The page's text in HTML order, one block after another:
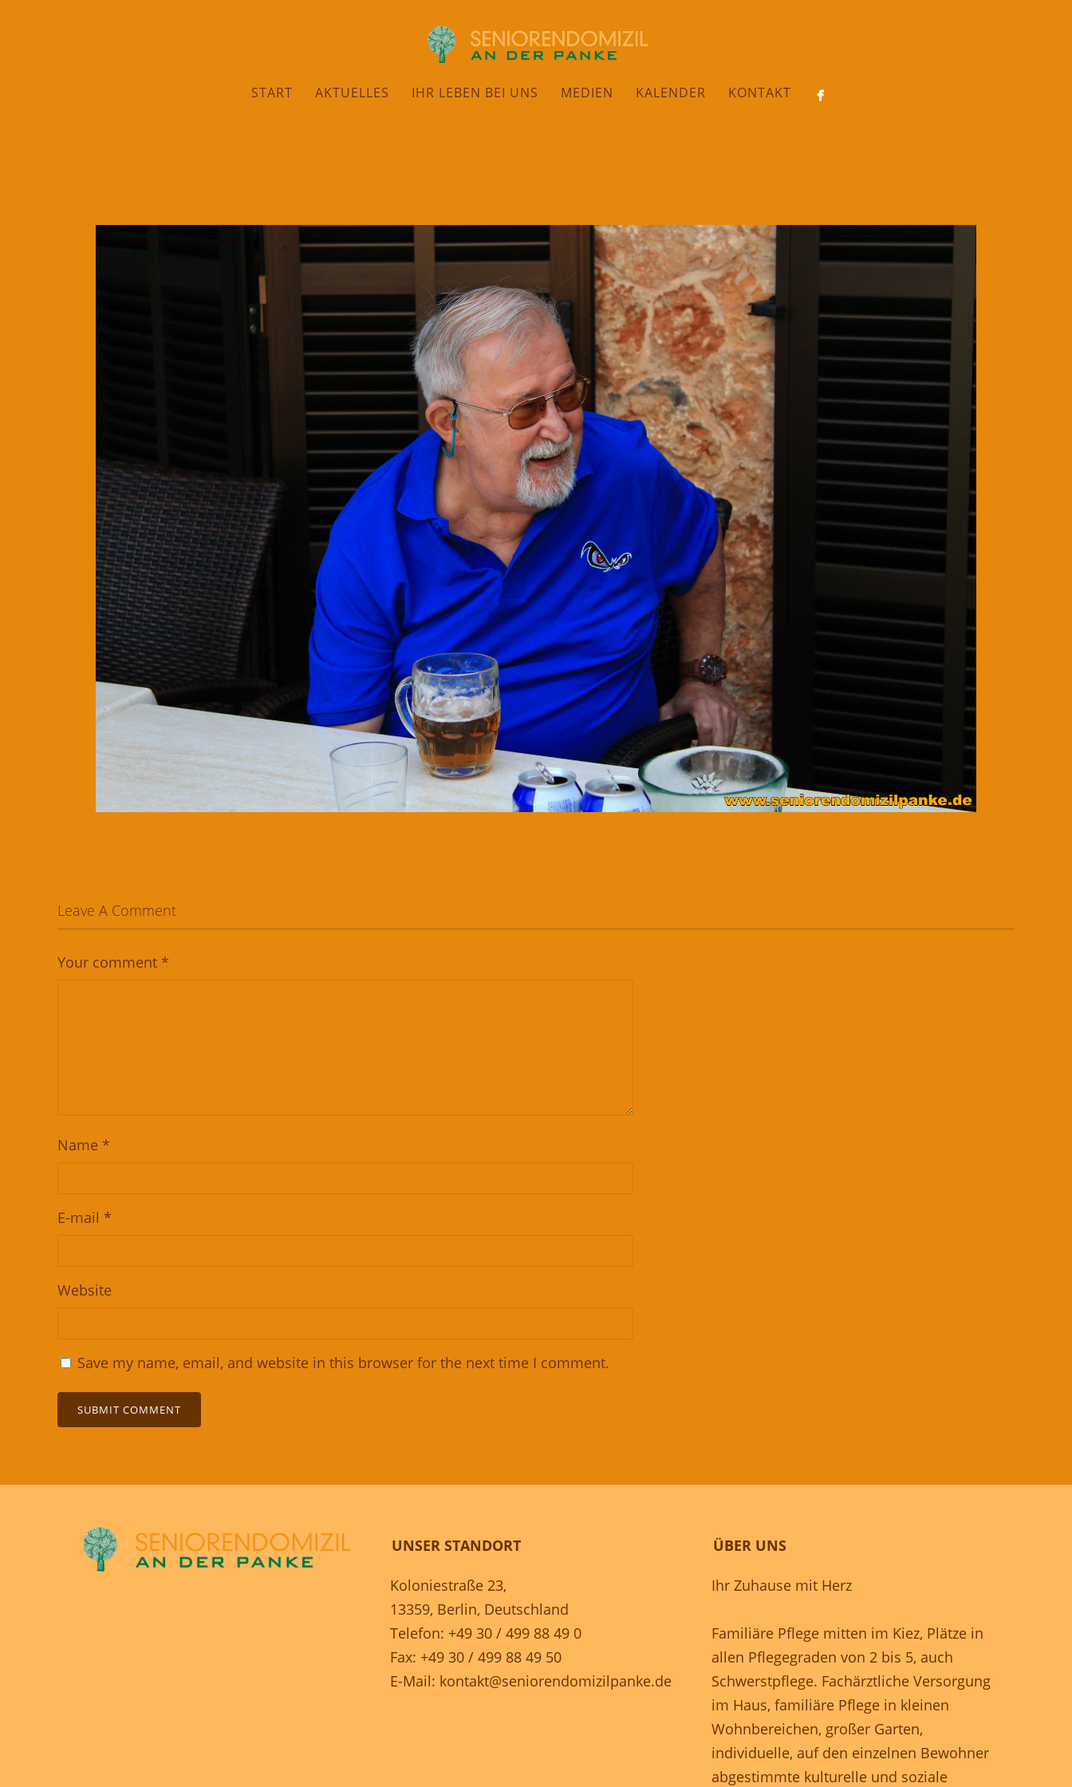
START AKTUELLES IHR LEBEN BEI UNS MEDIEN KALENDER KONTAKT
Leave A Comment
Your comment *
Name *
E-mail *
Website
Save my name, email, and website in this browser for the next time I comment.
UNSER STANDORT
Koloniestraße 23,
13359, Berlin, Deutschland
Telefon: +49 30 / 499 88 49 0
Fax: +49 30 / 499 88 49 50
E-Mail: kontakt@seniorendomizilpanke.de
ÜBER UNS
Ihr Zuhause mit Herz
Familiäre Pflege mitten im Kiez, Plätze in
allen Pflegegraden von 2 bis 5, auch
Schwerstpflege. Fachärztliche Versorgung
im Haus, familiäre Pflege in kleinen
Wohnbereichen, großer Garten,
individuelle, auf den einzelnen Bewohner
abgestimmte kulturelle und soziale